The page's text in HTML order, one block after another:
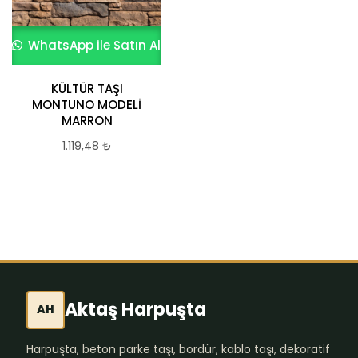
WhatsApp ile Satın Al
KÜLTÜR TAŞI
MONTUNO MODELİ
MARRON
1.119,48 ₺
AH Aktaş Harpuşta
Harpuşta, beton parke taşı, bordür, kablo taşı, dekoratif